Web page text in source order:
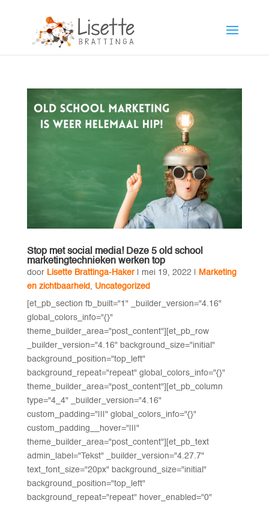
Stop met social media! Deze 5 old school
marketingtechnieken werken top
door Lisette Brattinga-Haker| mei 19, 2022
Marketing
en zichtbaarheid
Uncategorized
[et_pb_section fb_built="1" _builder_version="4.16"
global_colors_info="{}"
theme_builder_area="post_content"][et_pb_row
_builder_version="4.16" background_size="initial"
background_position="top_left"
background_repeat="repeat" global_colors_info="{}"
theme_builder_area="post_content"][et_pb_column
type="4_4" _builder_version="4.16"
custom_padding="|||" global_colors_info="{}"
custom_padding__hover="|||"
theme_builder_area="post_content"][et_pb_text
admin_label="Tekst" _builder_version="4.27.7"
text_font_size="20px" background_size="initial"
background_position="top_left"
background_repeat="repeat" hover_enabled="0"